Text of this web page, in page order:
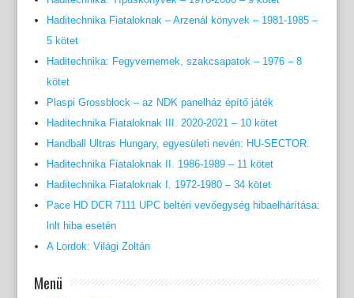
Haditechnika Fiataloknak – Arzenál könyvek – 1981-1985 –
5 kötet
Haditechnika: Fegyvernemek, szakcsapatok – 1976 – 8
kötet
Plaspi Grossblock – az NDK panelház építő játék
Haditechnika Fiataloknak III. 2020-2021 – 10 kötet
Handball Ultras Hungary, egyesületi nevén: HU-SECTOR.
Haditechnika Fiataloknak II. 1986-1989 – 11 kötet
Haditechnika Fiataloknak I. 1972-1980 – 34 kötet
Pace HD DCR 7111 UPC beltéri vevőegység hibaelhárítása:
lnlt hiba esetén
A Lordok: Világi Zoltán
Menü